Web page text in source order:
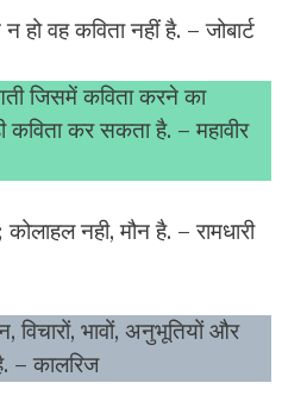
हो वह कविता नहीं है. – जोबार्ट
जिसमें कविता करने का
कविता कर सकता है. – महावीर
नही, मौन है. – रामधारी
विचारों, भावों, अनुभूतियों और
– कालरिज